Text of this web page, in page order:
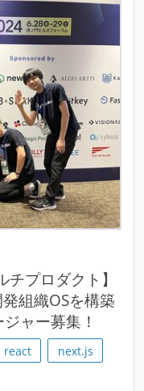
プロダクト】
組織OSを構築
ャー募集！
react
next.js